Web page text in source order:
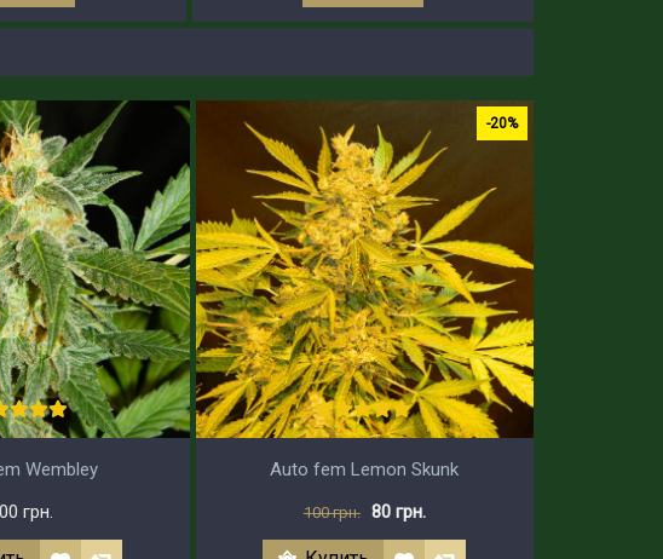
Wembley
грн.
-20%
Auto fem Lemon Skunk
100 грн. 80 грн.